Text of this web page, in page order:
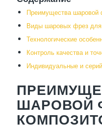
Преимущества шаровой
Виды шаровых фрез для
Технологические
Контроль качества и
Индивидуальные и
ШАРОВОЙ